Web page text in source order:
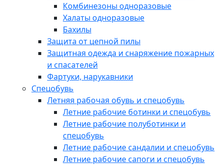
Комбинезоны одноразовые
Халаты одноразовые
Бахилы
Защита от цепной пилы
Защитная одежда и снаряжение пожарных
и спасателей
Фартуки, нарукавники
Спецобувь
Летняя рабочая обувь и спецобувь
Летние рабочие ботинки и спецобувь
Летние рабочие полуботинки и
спецобувь
Летние рабочие сандалии и спецобувь
Летние рабочие сапоги и спецобувь